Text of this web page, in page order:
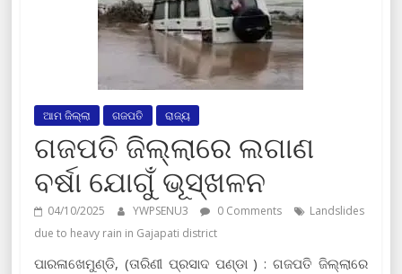
ଆମ ଜିଲ୍ଲା ଗଜପତି ରାଜ୍ୟ
ଗଜପତି ଜିଲ୍ଲାରେ ଲଗାଣ
ବର୍ଷା ଯୋଗୁଁ ଭୂସ୍ଖଳନ
04/10/2025 YWPSENU3 0 Comments
Landslides
due to heavy rain in Gajapati district
ପାରଳାଖେମୁଣ୍ଡି, (ତାରିଣୀ ପ୍ରସାଦ ପଣ୍ଡା ) : ଗଜପତି ଜିଲ୍ଲାରେ